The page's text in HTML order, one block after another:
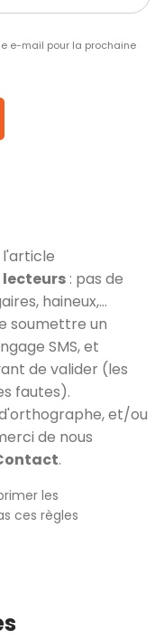
e-mail pour la prochaine
l'article
lecteurs : pas de
haineux,…
soumettre un
SMS, et
de valider (les
fautes).
et/ou
de nous
.
les
ces règles